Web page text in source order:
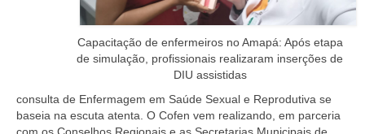
Capacitação de enfermeiros no Amapá: Após etapa
de simulação, profissionais realizaram inserções de
DIU assistidas
consulta de Enfermagem em Saúde Sexual e Reprodutiva se
baseia na escuta atenta. O Cofen vem realizando, em parceria
com os Conselhos Regionais e as Secretarias Municipais de